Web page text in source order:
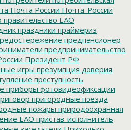
Почта России Почта_России
правительство ЕАО
праздники праймериз
предпенсионер
предпринимательство
Президент РФ
игры презумпция доверия
преступность
приборы фотовидеофиксации
пригородные поезда
пожары природоохранная
ЕАО пристав-исполнитель